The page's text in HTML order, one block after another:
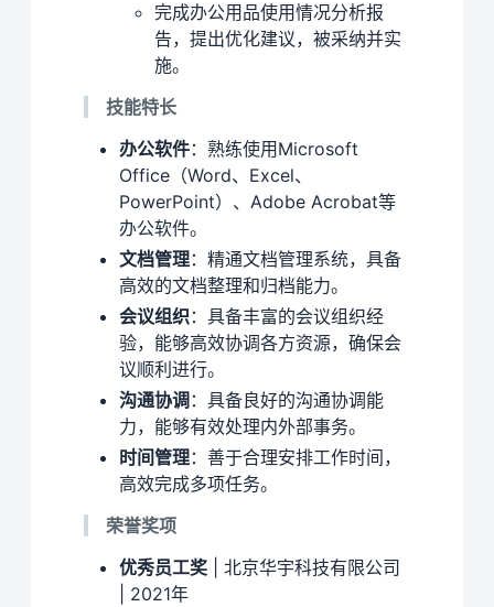
完成办公用品使用情况分析报
告，提出优化建议，被采纳并实
施。
技能特长
办公软件：熟练使用Microsoft
Office（Word、Excel、
PowerPoint）、Adobe Acrobat等
办公软件。
文档管理：精通文档管理系统，具备
高效的文档整理和归档能力。
会议组织：具备丰富的会议组织经
验，能够高效协调各方资源，确保会
议顺利进行。
沟通协调 ：具备良好的沟通协调能
力，能够有效处理内外部事务。
时间管理：善于合理安排工作时间，
高效完成多项任务。
荣誉奖项
优秀员工奖 | 北京华宇科技有限公司
| 2021年